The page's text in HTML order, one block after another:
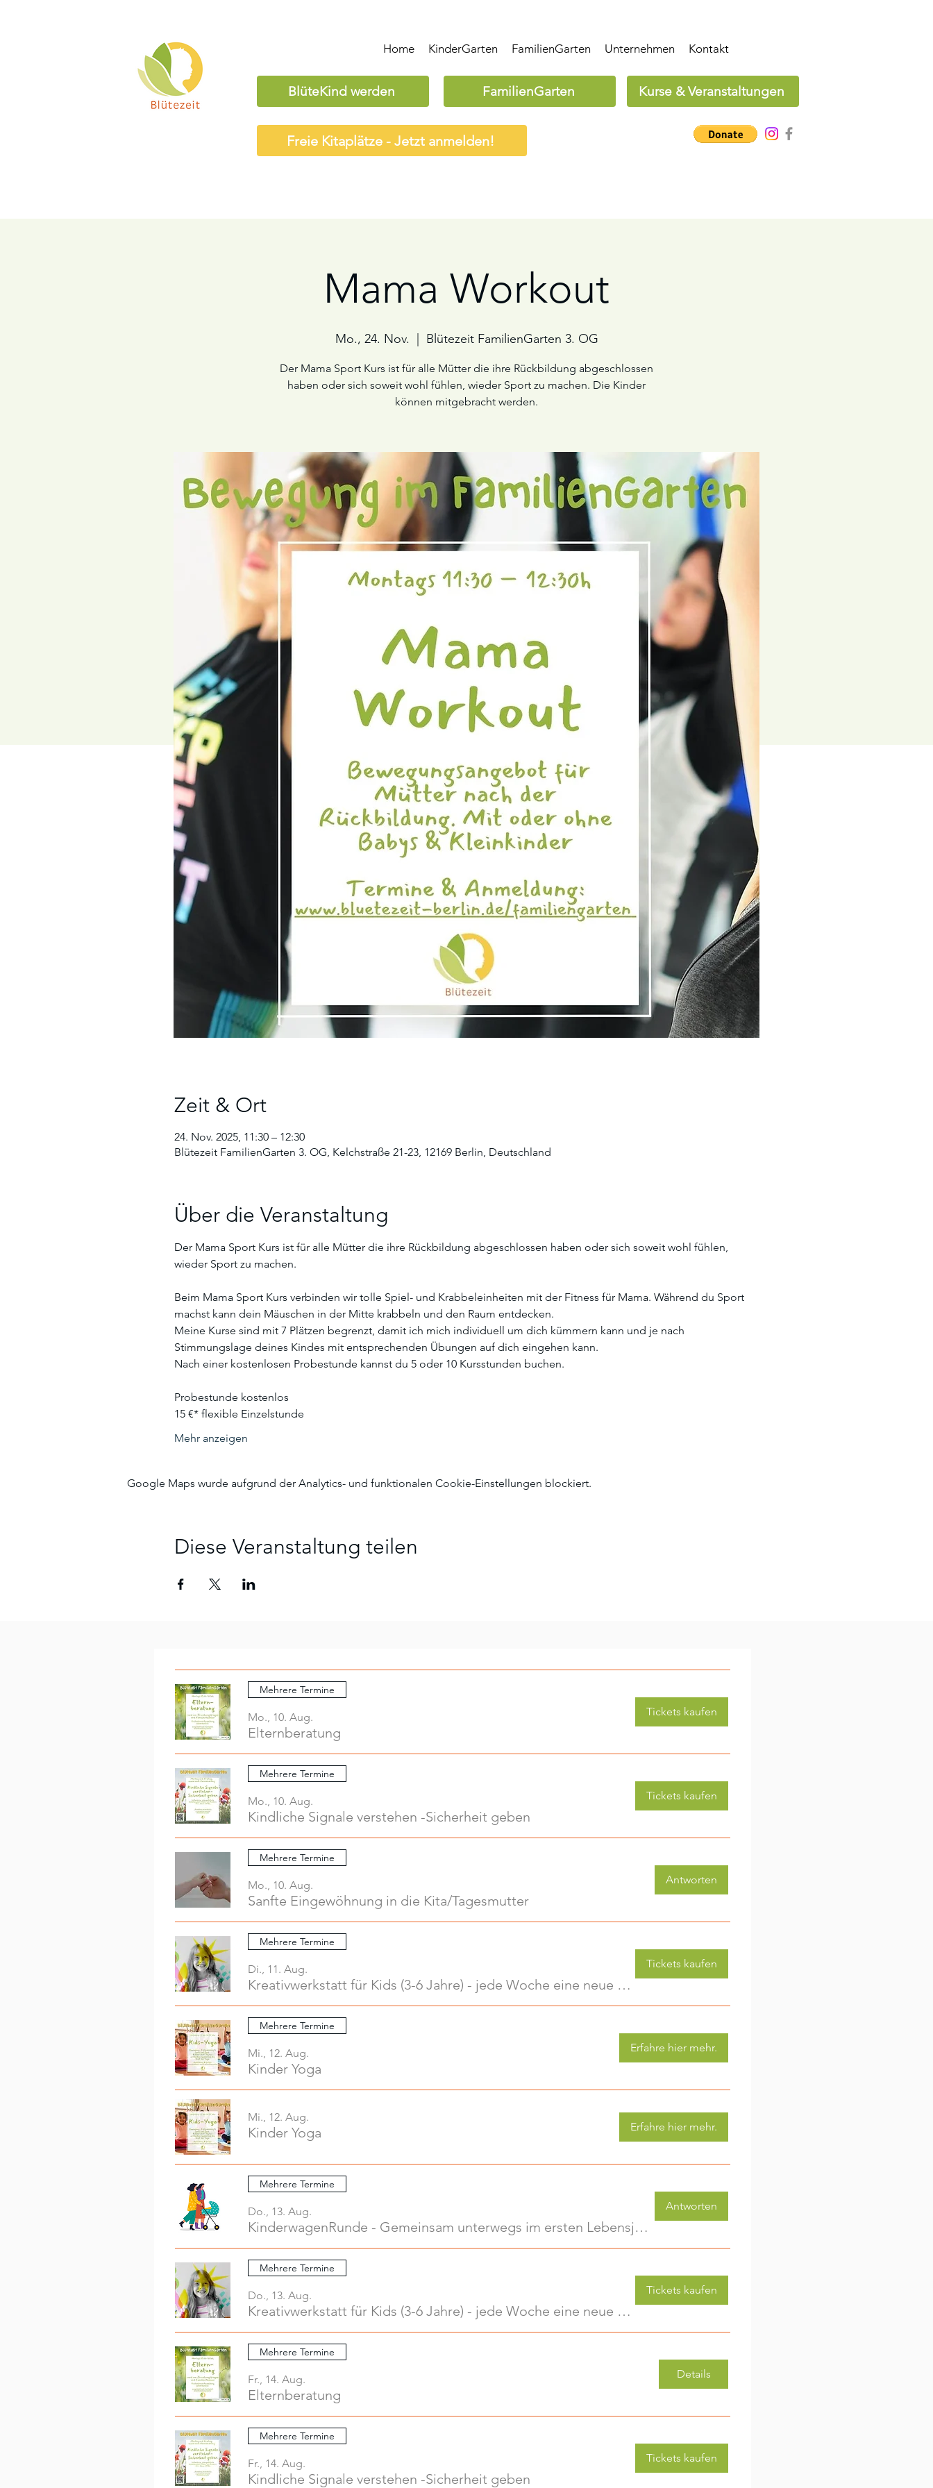
Home KinderGarten FamilienGarten Unternehmen Kontakt
BlüteKind werden FamilienGarten Kurse & Veranstaltungen
Freie Kitaplätze - Jetzt anmelden!
Mama Workout
Mo., 24. Nov. Blütezeit FamilienGarten 3. OG
Der Mama Sport Kurs ist für alle Mütter die ihre Rückbildung abgeschlossen
haben oder sich soweit wohl fühlen, wieder Sport zu machen. Die Kinder
können mitgebracht werden.
Zeit & Ort
24. Nov. 2025, 11:30 – 12:30
Blütezeit FamilienGarten 3. OG, Kelchstraße 21-23, 12169 Berlin, Deutschland
Über die Veranstaltung
Der Mama Sport Kurs ist für alle Mütter die ihre Rückbildung abgeschlossen haben oder sich soweit wohl fühlen,
wieder Sport zu machen.
Beim Mama Sport Kurs verbinden wir tolle Spiel- und Krabbeleinheiten mit der Fitness für Mama. Während du Sport
machst kann dein Mäuschen in der Mitte krabbeln und den Raum entdecken.
Meine Kurse sind mit 7 Plätzen begrenzt, damit ich mich individuell um dich kümmern kann und je nach
Stimmungslage deines Kindes mit entsprechenden Übungen auf dich eingehen kann.
​​Nach einer kostenlosen Probestunde kannst du 5 oder 10 Kursstunden buchen.
Probestunde kostenlos
15 €* flexible Einzelstunde
Mehr anzeigen
Google Maps wurde aufgrund der Analytics- und funktionalen Cookie-Einstellungen blockiert.
Diese Veranstaltung teilen
Mehrere Termine
Mo., 10. Aug.
Elternberatung
Tickets kaufen
Mehrere Termine
Mo., 10. Aug.
Kindliche Signale verstehen -Sicherheit geben
Tickets kaufen
Mehrere Termine
Mo., 10. Aug.
Sanfte Eingewöhnung in die Kita/Tagesmutter
Antworten
Mehrere Termine
Di., 11. Aug.
Kreativwerkstatt für Kids (3-6 Jahre) - jede Woche eine neue Aktivität (2)
Tickets kaufen
Mehrere Termine
Mi., 12. Aug.
Kinder Yoga
Erfahre hier mehr.
Mi., 12. Aug.
Kinder Yoga Erfahre hier mehr.
Mehrere Termine
Do., 13. Aug.
KinderwagenRunde - Gemeinsam unterwegs im ersten Lebensjahr
Antworten
Mehrere Termine
Do., 13. Aug.
Kreativwerkstatt für Kids (3-6 Jahre) - jede Woche eine neue Aktivität (2)
Tickets kaufen
Mehrere Termine
Fr., 14. Aug.
Elternberatung
Details
Mehrere Termine
Fr., 14. Aug.
Kindliche Signale verstehen -Sicherheit geben
Tickets kaufen